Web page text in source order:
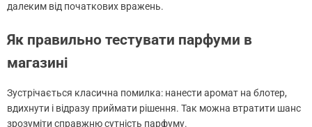
далеким від початкових вражень.
Як правильно тестувати парфуми в
магазині
Зустрічається класична помилка: нанести аромат на блотер,
вдихнути і відразу приймати рішення. Так можна втратити шанс
зрозуміти справжню сутність парфуму.